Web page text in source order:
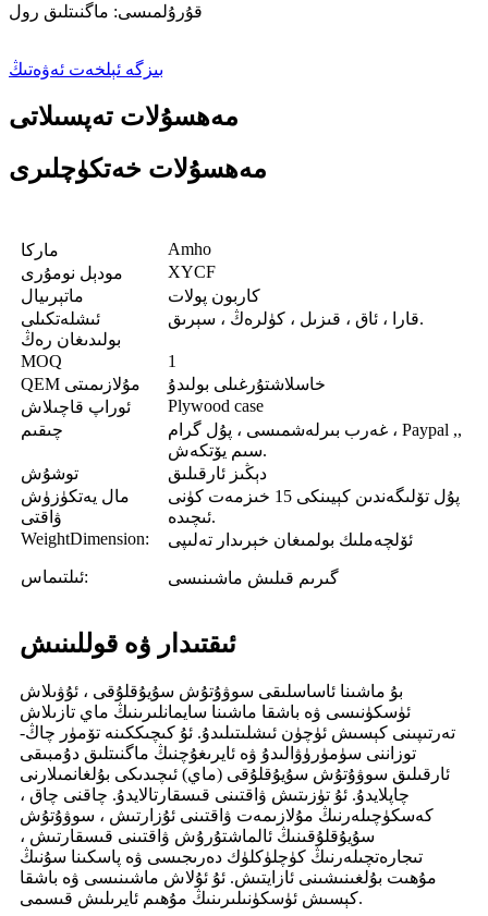
قۇرۇلمىسى: ماگنىتلىق رول
بىزگە ئېلخەت ئەۋەتىڭ
مەھسۇلات تەپسىلاتى
مەھسۇلات خەتكۈچلىرى
ماركا
Amho
مودېل نومۇرى
XYCF
ماتېرىيال
كاربون پولات
ئىشلەتكىلى
بولىدىغان رەڭ
قارا ، ئاق ، قىزىل ، كۈلرەڭ ، سېرىق.
MOQ
1
QEM مۇلازىمىتى
خاسلاشتۇرغىلى بولىدۇ
ئوراپ قاچىلاش
Plywood case
چىقىم
غەرب بىرلەشمىسى ، پۇل گرام ، Paypal ,,
سىم يۆتكەش.
توشۇش
دېڭىز ئارقىلىق
مال يەتكۈزۈش
ۋاقتى
پۇل تۆلىگەندىن كېيىنكى 15 خىزمەت كۈنى
ئىچىدە.
WeightDimension:
ئىلتىماس:
ئۆلچەملىك بولمىغان خېرىدار تەلىپى
گىرىم قىلىش ماشىنىسى
ئىقتىدار ۋە قوللىنىش
بۇ ماشىنا ئاساسلىقى سوۋۇتۇش سۇيۇقلۇقى ، ئۇۋىلاش
ئۈسكۈنىسى ۋە باشقا ماشىنا سايمانلىرىنىڭ ماي تازىلاش
تەرتىپىنى كېسىش ئۈچۈن ئىشلىتىلىدۇ. ئۇ كىچىككىنە تۆمۈر چاڭ-
توزاننى سۈمۈرۈۋالىدۇ ۋە ئايرىغۇچنىڭ ماگنىتلىق دۇمبىقى
ئارقىلىق سوۋۇتۇش سۇيۇقلۇقى (ماي) ئىچىدىكى بۇلغانمىلارنى
چاپلايدۇ. ئۇ تۈزىتىش ۋاقتىنى قىسقارتالايدۇ. چاقنى چاق ،
كەسكۈچىلەرنىڭ مۇلازىمەت ۋاقتىنى ئۇزارتىش ، سوۋۇتۇش
سۇيۇقلۇقىنىڭ ئالماشتۇرۇش ۋاقتىنى قىسقارتىش ،
تىجارەتچىلەرنىڭ كۈچلۈكلۈك دەرىجىسى ۋە پاسكىنا سۇنىڭ
مۇھىت بۇلغىنىشىنى ئازايتىش. ئۇ ئۇلاش ماشىنىسى ۋە باشقا
كېسىش ئۈسكۈنىلىرىنىڭ مۇھىم ئايرىلىش قىسمى.